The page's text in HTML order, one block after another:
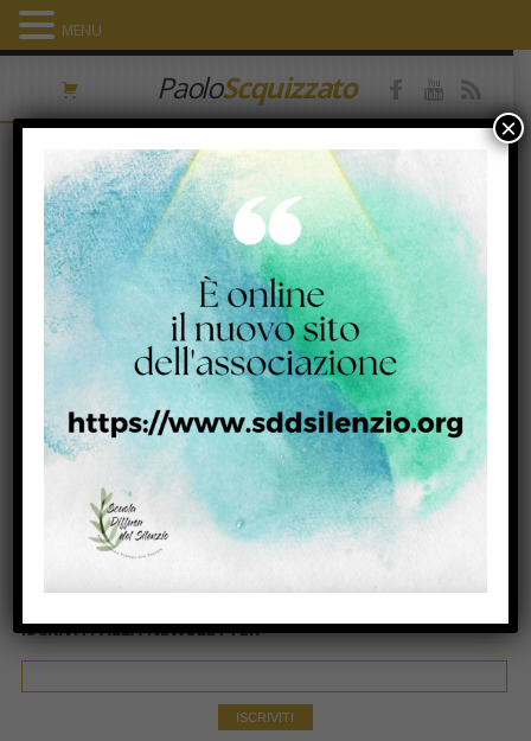
PaoloScquizzato
“Gesù di Nazareth alla luce del
vangelo di Matteo”. Mito, storia e
spiritualità. Pinerolo (09/02/2020)
26 Febbraio 2020
Facebook
Twitter
EmailCondividi
Audio
Player
00:00 00:00
Download file ↓
ISCRIVITI ALLA NEWSLETTER
MENU
×